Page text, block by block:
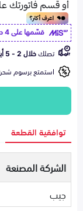
قسّمها على 4 دفعات ابتداء من
تصلكخلال 2 - 5 أيام عمل
استمتع برسوم
توافقية القطعة
الشركة المصنعة
جيب